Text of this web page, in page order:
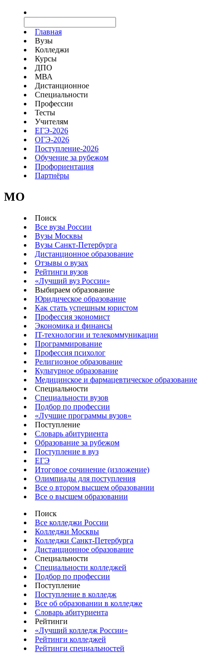
Главная
Вузы
Колледжи
Курсы
ДПО
МВА
Дистанционное
Специальности
Профессии
Тесты
Учителям
ЕГЭ-2026
ОГЭ-2026
Поступление-2026
Обучение за рубежом
Профориентация
Партнёры
MO
Поиск
Все вузы России
Вузы Москвы
Вузы Санкт-Петербурга
Дистанционное образование
Отзывы о вузах
Рейтинги вузов
«Лучший вуз России»
Выбираем образование
Юридическое образование
Как стать успешным юристом
Профессия экономист
Экономика и финансы
IT-технологии и телекоммуникации
Программирование
Профессия психолог
Религиозное образование
Культурное образование
Медицинское и фармацевтическое образование
Специальности
Специальности вузов
Подбор по профессии
«Лучшие программы вузов»
Поступление
Словарь абитуриента
Образование за рубежом
Поступление в вуз
ЕГЭ
Итоговое сочинение (изложение)
Олимпиады для поступления
Все о втором высшем образовании
Все о высшем образовании
Поиск
Все колледжи России
Колледжи Москвы
Колледжи Санкт-Петербурга
Дистанционное образование
Специальности
Специальности колледжей
Подбор по профессии
Поступление
Поступление в колледж
Все об образовании в колледже
Словарь абитуриента
Рейтинги
«Лучший колледж России»
Рейтинги колледжей
Рейтинги специальностей